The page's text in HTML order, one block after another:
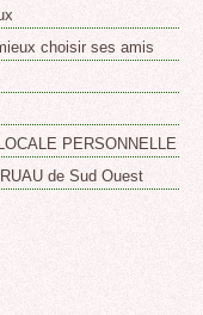
choisir ses amis
PERSONNELLE
de Sud Ouest